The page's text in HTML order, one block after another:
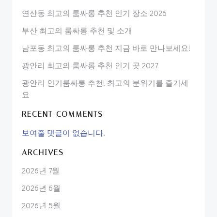
연산동 최고의 룸싸롱 추천 인기 장소 2026
부산 최고의 룸싸롱 추천 및 소개
남포동 최고의 룸싸롱 추천 지금 바로 만나보세요!
광안리 최고의 룸싸롱 추천 인기 곳 2027
광안리 인기룸싸롱 추천! 최고의 분위기를 즐기세
요
RECENT COMMENTS
보여줄 댓글이 없습니다.
ARCHIVES
2026년 7월
2026년 6월
2026년 5월